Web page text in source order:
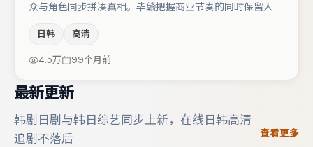
众与角色同步拼凑真相。毕赣把握商业节奏的同时保留人物
伟、白宇、菅田将晖等，角色动机前后呼应，适合喜欢抠台
词与伏笔的观众。节奏紧凑、反转有度，值得列入片单。
日韩 高清
4.5万 99个月前
最新更新
韩剧日剧与韩日综艺同步上新，在线日韩高清
追剧不落后
查看更多